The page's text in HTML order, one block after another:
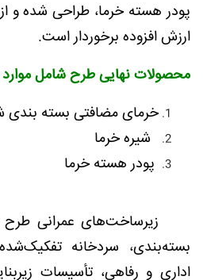
پودر هسته خرما، طراحی شده و از
ارزش افزوده برخوردار است.
محصولات نهایی طرح شامل
خرمای مضافتی بسته‌ بندی
شیره خرما
پودر هسته خرما
زیرساخت‌های عمرانی طرح
بسته‌بندی، سردخانه
اداری و رفاهی، تأسیسات